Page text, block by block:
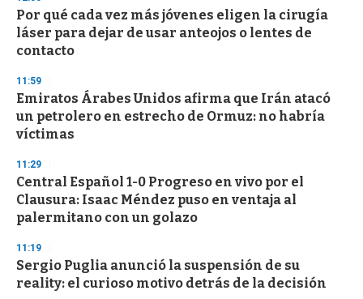
s
Por qué cada vez más jóvenes eligen la cirugía
láser para dejar de usar anteojos o lentes de
contacto
11:59
Emiratos Árabes Unidos afirma que Irán atacó
un petrolero en estrecho de Ormuz: no habría
víctimas
11:29
Central Español 1-0 Progreso en vivo por el
Clausura: Isaac Méndez puso en ventaja al
palermitano con un golazo
11:19
Sergio Puglia anunció la suspensión de su
reality: el curioso motivo detrás de la decisión